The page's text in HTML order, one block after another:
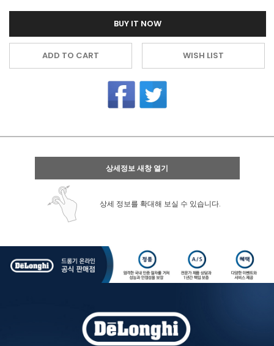
BUY IT NOW
ADD TO CART WISH LIST
상세정보 새창 열기
상세 정보를 확대해 보실 수 있습니다.